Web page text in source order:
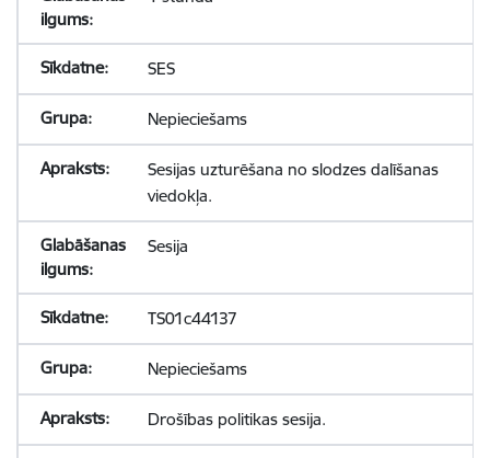
SES
Nepieciešams
Sesijas uzturēšana no slodzes dalīšanas
viedokļa.
Sesija
TS01c44137
Nepieciešams
Drošības politikas sesija.